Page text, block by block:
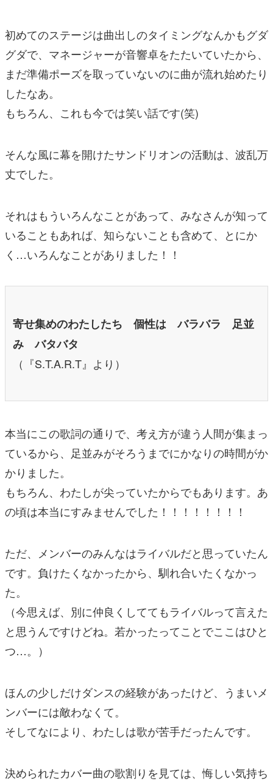
初めてのステージは曲出しのタイミングなんかもグダ
グダで、マネージャーが音響卓をたたいていたから、
まだ準備ポーズを取っていないのに曲が流れ始めたり
したなあ。
もちろん、これも今では笑い話です(笑)
そんな風に幕を開けたサンドリオンの活動は、波乱万
丈でした。
それはもういろんなことがあって、みなさんが知って
いることもあれば、知らないことも含めて、とにか
く…いろんなことがありました！！
寄せ集めのわたしたち 個性は バラバラ 足並
み バタバタ
（『S.T.A.R.T』より）
本当にこの歌詞の通りで、考え方が違う人間が集まっ
ているから、足並みがそろうまでにかなりの時間がか
かりました。
もちろん、わたしが尖っていたからでもあります。あ
の頃は本当にすみませんでした！！！！！！！！
ただ、メンバーのみんなはライバルだと思っていたん
です。負けたくなかったから、馴れ合いたくなかっ
た。
（今思えば、別に仲良くしててもライバルって言えた
と思うんですけどね。若かったってことでここはひと
つ…。）
ほんの少しだけダンスの経験があったけど、うまいメ
ンバーには敵わなくて。
そしてなにより、わたしは歌が苦手だったんです。
決められたカバー曲の歌割りを見ては、悔しい気持ち